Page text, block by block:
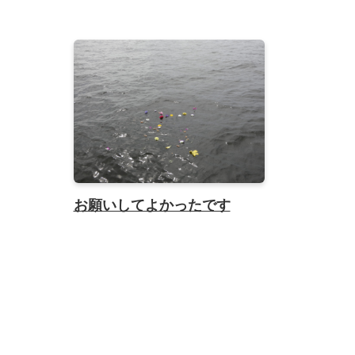
お願いしてよかったです